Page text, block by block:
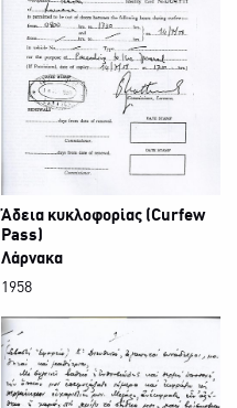
Άδεια κυκλοφορίας (Curfew
Pass)
Λάρνακα
1958